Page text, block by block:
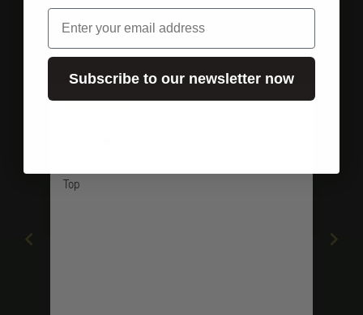
Kundenbewertungen
vor 1 Jahr
Top
Email
Subscribe to our newsletter now